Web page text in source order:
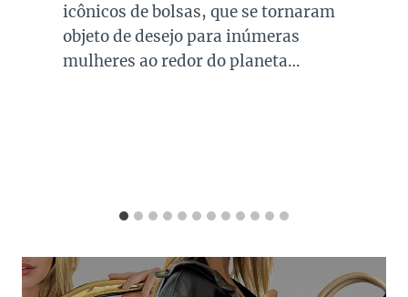
icônicos de bolsas, que se tornaram
objeto de desejo para inúmeras
mulheres ao redor do planeta…